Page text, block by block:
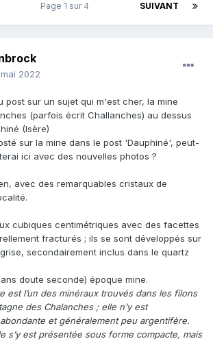
SUIVANT
Page 1 sur 4
mai 2022
post sur un sujet qui m'est cher, la mine
(parfois écrit Challanches) au dessus
(Isère)
sur la mine dans le post 'Dauphiné', peut-
ici avec des nouvelles photos ?
avec des remarquables cristaux de
cubiques centimétriques avec des facettes
fracturés ; ils se sont développés sur
secondairement inclus dans le quartz
doute seconde) époque mine.
est l’un des minéraux trouvés dans les filons
des Chalanches ; elle n’y est
et généralement peu argentifère.
s’y est présentée sous forme compacte, mais